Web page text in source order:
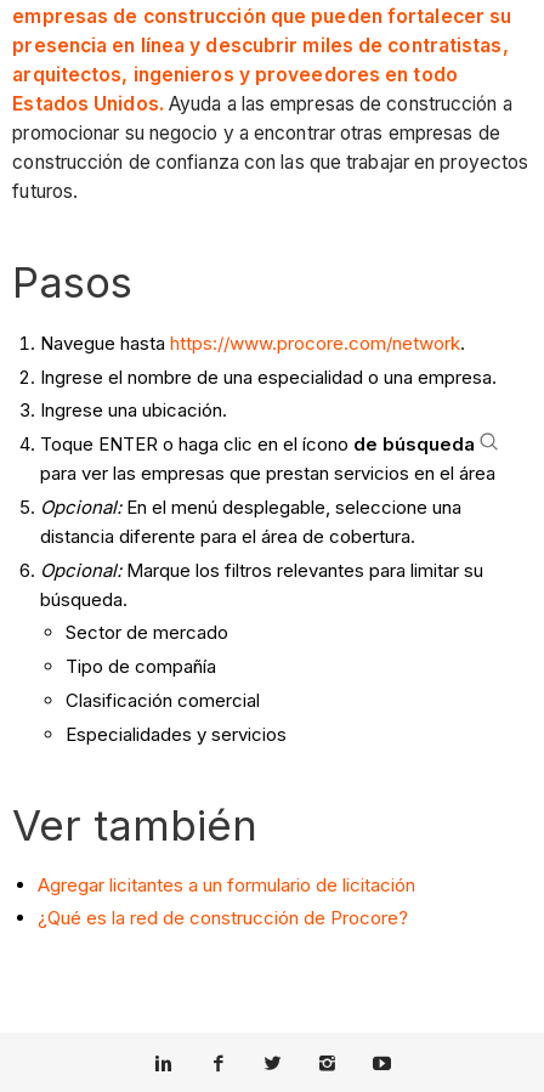
empresas de construcción que pueden fortalecer su
presencia en línea y descubrir miles de contratistas,
arquitectos, ingenieros y proveedores en todo
Estados Unidos. Ayuda a las empresas de construcción a
promocionar su negocio y a encontrar otras empresas de
construcción de confianza con las que trabajar en proyectos
futuros.
Pasos
Navegue hasta https://www.procore.com/network.
Ingrese el nombre de una especialidad o una empresa.
Ingrese una ubicación.
Toque ENTER o haga clic en el ícono de búsqueda
para ver las empresas que prestan servicios en el área
Opcional: En el menú desplegable, seleccione una
distancia diferente para el área de cobertura.
Opcional:Marque los filtros relevantes para limitar su
búsqueda.
Sector de mercado
Tipo de compañía
Clasificación comercial
Especialidades y servicios
Ver también
Agregar licitantes a un formulario de licitación
¿Qué es la red de construcción de Procore?